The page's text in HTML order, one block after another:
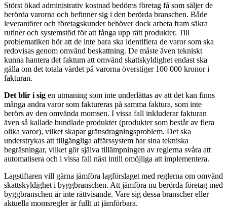
Störst ökad administrativ kostnad bedöms företag få som säljer de
berörda varorna och befinner sig i den berörda branschen. Både
leverantörer och företagskunder behöver dock arbeta fram säkra
rutiner och systemstöd för att fånga upp rätt produkter. Till
problematiken hör att de inte bara ska identifiera de varor som ska
redovisas genom omvänd beskattning. De måste även tekniskt
kunna hantera det faktum att omvänd skattskyldighet endast ska
gälla om det totala värdet på varorna överstiger 100 000 kronor i
fakturan.
Det blir i sig en utmaning som inte underlättas av att det kan finns
många andra varor som faktureras på samma faktura, som inte
berörs av den omvända momsen. I vissa fall inkluderar fakturan
även så kallade bundlade produkter (produkter som består av flera
olika varor), vilket skapar gränsdragningsproblem. Det ska
understrykas att tillgängliga affärssystem har sina tekniska
begräsningar, vilket gör själva tillämpningen av reglerna svåra att
automatisera och i vissa fall näst intill omöjliga att implementera.
Lagstiftaren vill gärna jämföra lagförslaget med reglerna om omvänd
skattskyldighet i byggbranschen. Att jämföra nu berörda företag med
byggbranschen är inte rättvisande. Vare sig dessa branscher eller
aktuella momsregler är fullt ut jämförbara.